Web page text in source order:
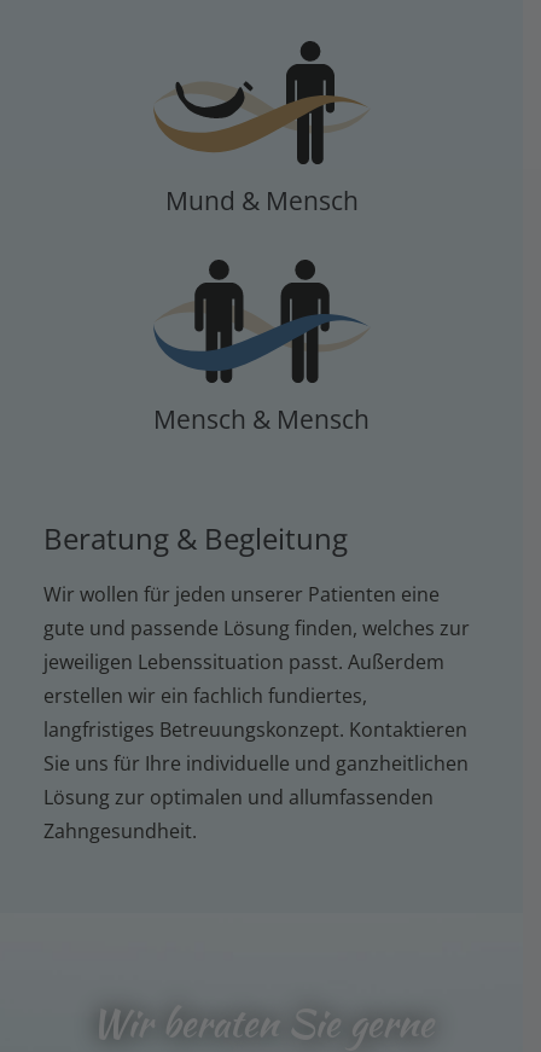
Mund & Mensch
Mensch & Mensch
Beratung & Begleitung
Wir wollen für jeden unserer Patienten eine
gute und passende Lösung finden, welches zur
jeweiligen Lebenssituation passt. Außerdem
erstellen wir ein fachlich fundiertes,
langfristiges Betreuungskonzept. Kontaktieren
Sie uns für Ihre individuelle und ganzheitlichen
Lösung zur optimalen und allumfassenden
Zahngesundheit.
Wir beraten Sie gerne